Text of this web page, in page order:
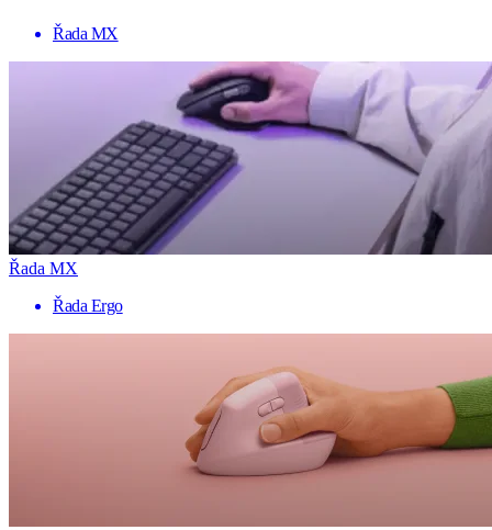
Řada MX
Řada MX
Řada Ergo